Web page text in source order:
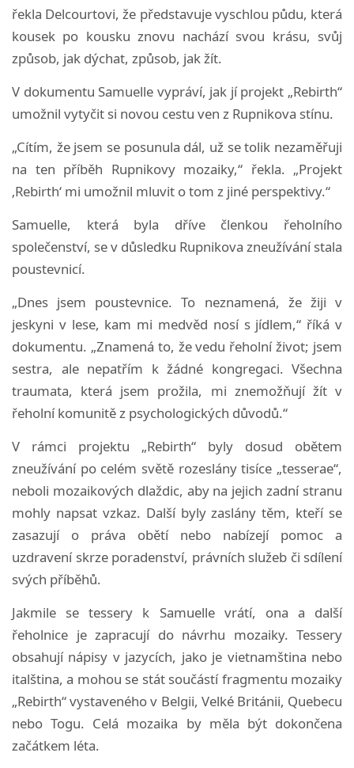
řekla Delcourtovi, že představuje vyschlou půdu, která
kousek po kousku znovu nachází svou krásu, svůj
způsob, jak dýchat, způsob, jak žít.
V dokumentu Samuelle vypráví, jak jí projekt „Rebirth“
umožnil vytyčit si novou cestu ven z Rupnikova stínu.
„Cítím, že jsem se posunula dál, už se tolik nezaměřuji
na ten příběh Rupnikovy mozaiky,“ řekla. „Projekt
‚Rebirth‘ mi umožnil mluvit o tom z jiné perspektivy.“
Samuelle, která byla dříve členkou řeholního
společenství, se v důsledku Rupnikova zneužívání stala
poustevnicí.
„Dnes jsem poustevnice. To neznamená, že žiji v
jeskyni v lese, kam mi medvěd nosí s jídlem,“ říká v
dokumentu. „Znamená to, že vedu řeholní život; jsem
sestra, ale nepatřím k žádné kongregaci. Všechna
traumata, která jsem prožila, mi znemožňují žít v
řeholní komunitě z psychologických důvodů.“
V rámci projektu „Rebirth“ byly dosud obětem
zneužívání po celém světě rozeslány tisíce „tesserae“,
neboli mozaikových dlaždic, aby na jejich zadní stranu
mohly napsat vzkaz. Další byly zaslány těm, kteří se
zasazují o práva obětí nebo nabízejí pomoc a
uzdravení skrze poradenství, právních služeb či sdílení
svých příběhů.
Jakmile se tessery k Samuelle vrátí, ona a další
řeholnice je zapracují do návrhu mozaiky. Tessery
obsahují nápisy v jazycích, jako je vietnamština nebo
italština, a mohou se stát součástí fragmentu mozaiky
„Rebirth“ vystaveného v Belgii, Velké Británii, Quebecu
nebo Togu. Celá mozaika by měla být dokončena
začátkem léta.